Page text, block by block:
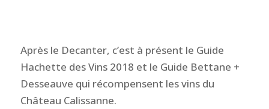
Après le Decanter, c’est à présent le Guide
Hachette des Vins 2018 et le Guide Bettane +
Desseauve qui récompensent les vins du
Château Calissanne.